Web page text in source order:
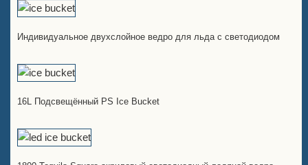
Индивидуальное двухслойное ведро для льда с светодиодом
16L Подсвещённый PS Ice Bucket